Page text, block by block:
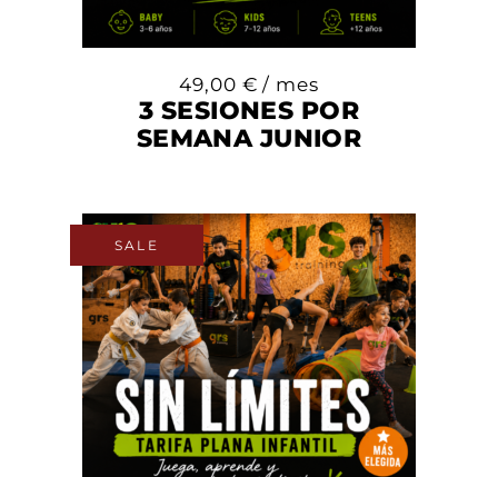
49,00 € / mes
3 SESIONES POR
SEMANA JUNIOR
SALE